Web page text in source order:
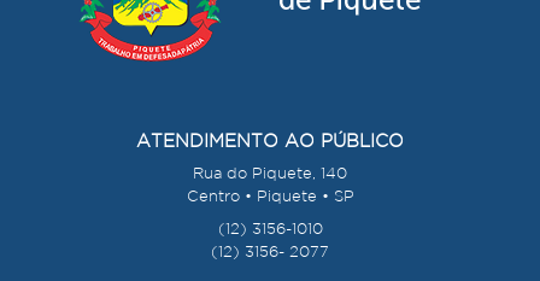
ATENDIMENTO AO PÚBLICO
Rua do Piquete, 140
Centro • Piquete • SP
(12) 3156-1010
(12) 3156- 2077